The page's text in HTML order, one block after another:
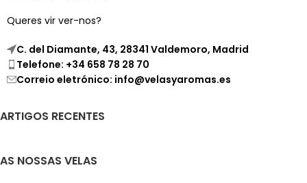
Queres vir ver-nos?
C. del Diamante, 43, 28341 Valdemoro, Madrid
Telefone: +34 658 78 28 70
Correio eletrónico: info@velasyaromas.es
ARTIGOS RECENTES
AS NOSSAS VELAS